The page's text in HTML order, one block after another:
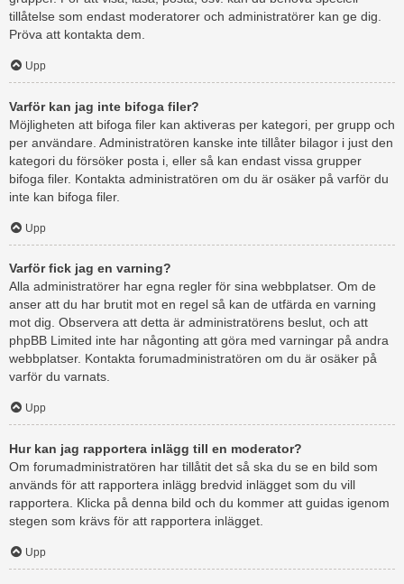
tillåtelse som endast moderatorer och administratörer kan ge dig.
Pröva att kontakta dem.
Upp
Varför kan jag inte bifoga filer?
Möjligheten att bifoga filer kan aktiveras per kategori, per grupp och
per användare. Administratören kanske inte tillåter bilagor i just den
kategori du försöker posta i, eller så kan endast vissa grupper
bifoga filer. Kontakta administratören om du är osäker på varför du
inte kan bifoga filer.
Upp
Varför fick jag en varning?
Alla administratörer har egna regler för sina webbplatser. Om de
anser att du har brutit mot en regel så kan de utfärda en varning
mot dig. Observera att detta är administratörens beslut, och att
phpBB Limited inte har någonting att göra med varningar på andra
webbplatser. Kontakta forumadministratören om du är osäker på
varför du varnats.
Upp
Hur kan jag rapportera inlägg till en moderator?
Om forumadministratören har tillåtit det så ska du se en bild som
används för att rapportera inlägg bredvid inlägget som du vill
rapportera. Klicka på denna bild och du kommer att guidas igenom
stegen som krävs för att rapportera inlägget.
Upp